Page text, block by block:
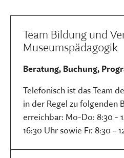
Team Bildung und
Museumspädagogik
Beratung, Buchung,
Telefonisch ist das Team
in der Regel zu folgenden
erreichbar: Mo-Do: 8:30 -
16:30 Uhr sowie Fr. 8:30 -